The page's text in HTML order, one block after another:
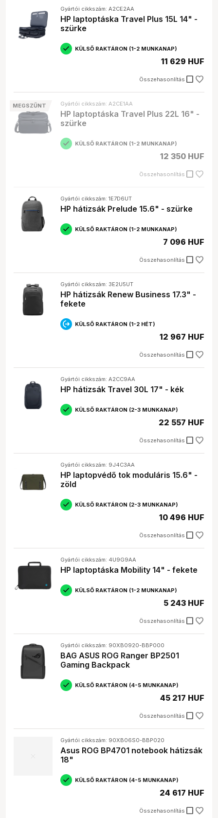
Mekkora méretű laptop táskát vegyek?
A táska méretének meg kell egyeznie a laptopod
képernyőméretével (pl. .", ").
Milyen anyagból készüljön a laptop táska?
A poliészter, a nylon és a neoprén a leggyakoribb
rekeszek száma és a súly.
Gyártói cikkszám: A2CE2AA
HP laptoptáska Travel Plus 15L 14" -
szürke
KÜLSŐ RAKTÁRON (1-2 MUNKANAP)
Összehasonlítás check_box_outline_blank
11 629 HUF
MEGSZŰNT Gyártói cikkszám: A2CE1AA
HP laptoptáska Travel Plus 22L 16" -
szürke
KÜLSŐ RAKTÁRON (1-2 MUNKANAP)
Összehasonlítás check_box_outline_blank
12 350 HUF
Gyártói cikkszám: 1E7D6UT
HP hátizsák Prelude 15.6" - szürke
KÜLSŐ RAKTÁRON (1-2 MUNKANAP)
Összehasonlítás check_box_outline_blank
7 096 HUF
Gyártói cikkszám: 3E2U5UT
HP hátizsák Renew Business 17.3" -
fekete
KÜLSŐ RAKTÁRON (1-2 HÉT)
Összehasonlítás check_box_outline_blank
12 967 HUF
Gyártói cikkszám: A2CC9AA
HP hátizsák Travel 30L 17" - kék
KÜLSŐ RAKTÁRON (2-3 MUNKANAP)
Összehasonlítás check_box_outline_blank
22 557 HUF
Gyártói cikkszám: 9J4C3AA
HP laptopvédő tok moduláris 15.6" -
zöld
KÜLSŐ RAKTÁRON (2-3 MUNKANAP)
Összehasonlítás check_box_outline_blank
10 496 HUF
Gyártói cikkszám: 4U9G9AA
HP laptoptáska Mobility 14" - fekete
KÜLSŐ RAKTÁRON (1-2 MUNKANAP)
Összehasonlítás check_box_outline_blank
5 243 HUF
Gyártói cikkszám: 90XB0920-BBP000
BAG ASUS ROG Ranger BP2501
Gaming Backpack
KÜLSŐ RAKTÁRON (4-5 MUNKANAP)
Összehasonlítás check_box_outline_blank
45 217 HUF
Gyártói cikkszám: 90XB06S0-BBP020
Asus ROG BP4701 notebook hátizsák
18"
KÜLSŐ RAKTÁRON (4-5 MUNKANAP)
Összehasonlítás check_box_outline_blank
24 617 HUF